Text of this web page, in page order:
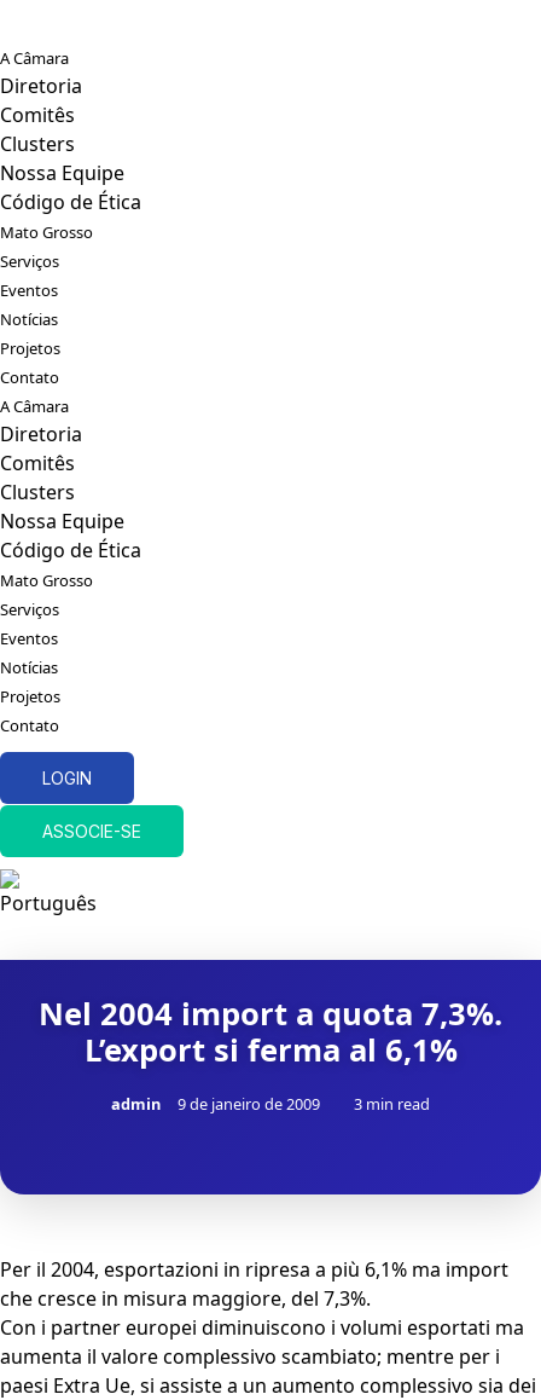
A Câmara
Diretoria
Comitês
Clusters
Nossa Equipe
Código de Ética
Mato Grosso
Serviços
Eventos
Notícias
Projetos
Contato
A Câmara
Diretoria
Comitês
Clusters
Nossa Equipe
Código de Ética
Mato Grosso
Serviços
Eventos
Notícias
Projetos
Contato
LOGIN
ASSOCIE-SE
Nel 2004 import a quota 7,3%.
L’export si ferma al 6,1%
admin 9 de janeiro de 2009 3 min read
Per il 2004, esportazioni in ripresa a più 6,1% ma import
che cresce in misura maggiore, del 7,3%.
Con i partner europei diminuiscono i volumi esportati ma
aumenta il valore complessivo scambiato; mentre per i
paesi Extra Ue, si assiste a un aumento complessivo sia dei